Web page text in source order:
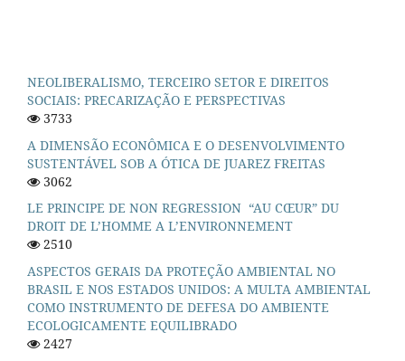
NEOLIBERALISMO, TERCEIRO SETOR E DIREITOS
SOCIAIS: PRECARIZAÇÃO E PERSPECTIVAS
3733
A DIMENSÃO ECONÔMICA E O DESENVOLVIMENTO
SUSTENTÁVEL SOB A ÓTICA DE JUAREZ FREITAS
3062
LE PRINCIPE DE NON REGRESSION “AU CŒUR” DU
DROIT DE L’HOMME A L’ENVIRONNEMENT
2510
ASPECTOS GERAIS DA PROTEÇÃO AMBIENTAL NO
BRASIL E NOS ESTADOS UNIDOS: A MULTA AMBIENTAL
COMO INSTRUMENTO DE DEFESA DO AMBIENTE
ECOLOGICAMENTE EQUILIBRADO
2427